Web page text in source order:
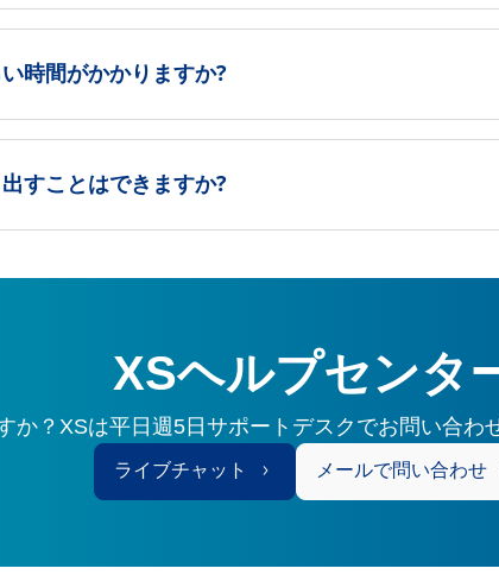
時間がかかりますか?
すことはできますか?
XSヘルプセンタ
か？XSは平日週5日サポートデスクでお問い合わ
ライブチャット メールで問い合わせ